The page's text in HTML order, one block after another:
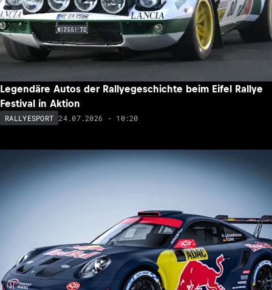
Legendäre Autos der Rallyegeschichte beim Eifel Rallye
Festival in Aktion
RALLYESPORT 24.07.2026 - 10:20